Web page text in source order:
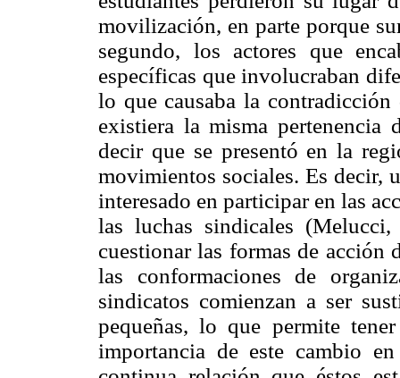
movilización, en parte porque
segundo, los actores que
específicas que involucraban
lo que causaba la contradicción
existiera la misma pertenencia
decir que se presentó en la
movimientos sociales. Es decir,
interesado en participar en las
las luchas sindicales
cuestionar las formas de acción
las conformaciones de
sindicatos comienzan a ser
pequeñas, lo que permite
importancia de este cambio